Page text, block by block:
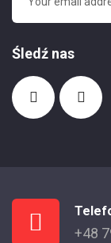
Śledź nas
+48